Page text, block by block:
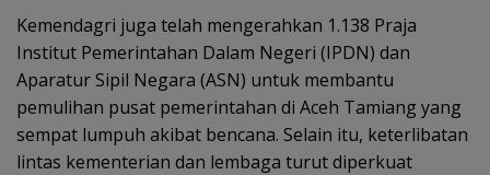
Kemendagri juga telah mengerahkan 1.138 Praja
Institut Pemerintahan Dalam Negeri (IPDN) dan
Aparatur Sipil Negara (ASN) untuk membantu
pemulihan pusat pemerintahan di Aceh Tamiang yang
sempat lumpuh akibat bencana. Selain itu, keterlibatan
lintas kementerian dan lembaga turut diperkuat